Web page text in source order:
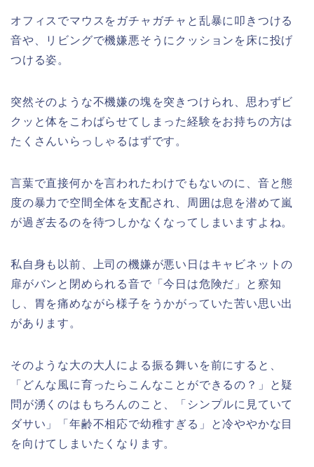
オフィスでマウスをガチャガチャと乱暴に叩きつける
音や、リビングで機嫌悪そうにクッションを床に投げ
つける姿。
突然そのような不機嫌の塊を突きつけられ、思わずビ
クッと体をこわばらせてしまった経験をお持ちの方は
たくさんいらっしゃるはずです。
言葉で直接何かを言われたわけでもないのに、音と態
度の暴力で空間全体を支配され、周囲は息を潜めて嵐
が過ぎ去るのを待つしかなくなってしまいますよね。
私自身も以前、上司の機嫌が悪い日はキャビネットの
扉がバンと閉められる音で「今日は危険だ」と察知
し、胃を痛めながら様子をうかがっていた苦い思い出
があります。
そのような大の大人による振る舞いを前にすると、
「どんな風に育ったらこんなことができるの？」と疑
問が湧くのはもちろんのこと、「シンプルに見ていて
ダサい」「年齢不相応で幼稚すぎる」と冷ややかな目
を向けてしまいたくなります。